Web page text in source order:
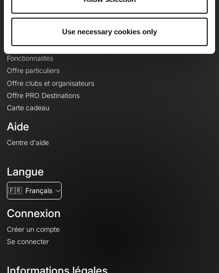
Use necessary cookies only
Le Mag'
Fonds de cartes topographiques
Fonctionnalités
Offre particuliers
Offre clubs et organisateurs
Offre PRO Destinations
Carte cadeau
Aide
Centre d'aide
Langue
🇫🇷 Français
Connexion
Créer un compte
Se connecter
Informations légales